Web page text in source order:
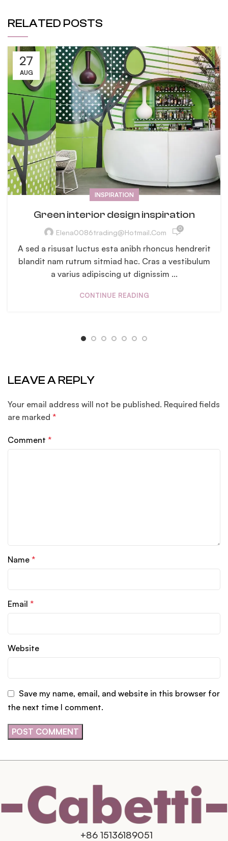
RELATED POSTS
27
AUG
INSPIRATION
Green interior design inspiration
Elena0086trading@hotmail.com 0
A sed a risusat luctus esta anibh rhoncus hendrerit
blandit nam rutrum sitmiad hac. Cras a vestibulum
a varius adipiscing ut dignissim ...
CONTINUE READING
LEAVE A REPLY
Your email address will not be published. Required fields
are marked *
Comment *
Name *
Email *
Website
Save my name, email, and website in this browser for
the next time I comment.
+86 15136189051